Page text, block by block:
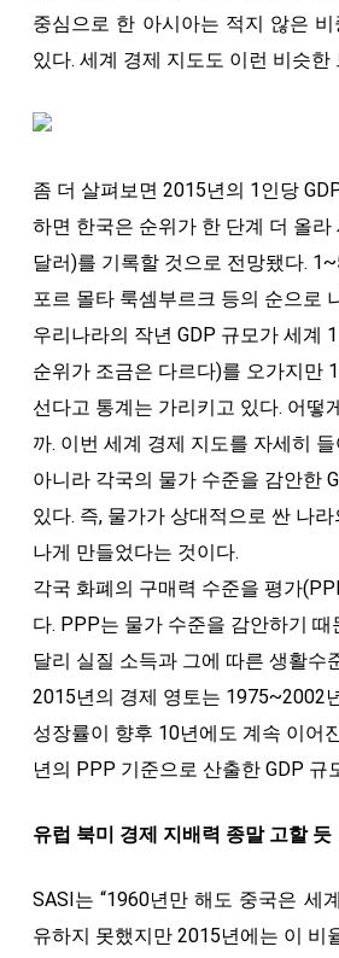
중심으로 한 아시아는 적지 않은
있다. 세계 경제 지도도 이런 비슷한
좀 더 살펴보면 2015년의 1인당
하면 한국은 순위가 한 단계 더 올
달러)를 기록할 것으로 전망됐다.
포르 몰타 룩셈부르크 등의 순으로
우리나라의 작년 GDP 규모가 세계
순위가 조금은 다르다)를 오가지만
선다고 통계는 가리키고 있다. 어떻
까. 이번 세계 경제 지도를 자세히
아니라 각국의 물가 수준을 감안한
있다. 즉, 물가가 상대적으로 싼 나
나게 만들었다는 것이다.
각국 화폐의 구매력 수준을 평가
다. PPP는 물가 수준을 감안하기 때
달리 실질 소득과 그에 따른 생활수
2015년의 경제 영토는 1975~2002
성장률이 향후 10년에도 계속 이어
년의 PPP 기준으로 산출한 GDP 규
유럽 북미 경제 지배력 종말 고할 듯
SASI는 “1960년만 해도 중국은 세
유하지 못했지만 2015년에는 이 비